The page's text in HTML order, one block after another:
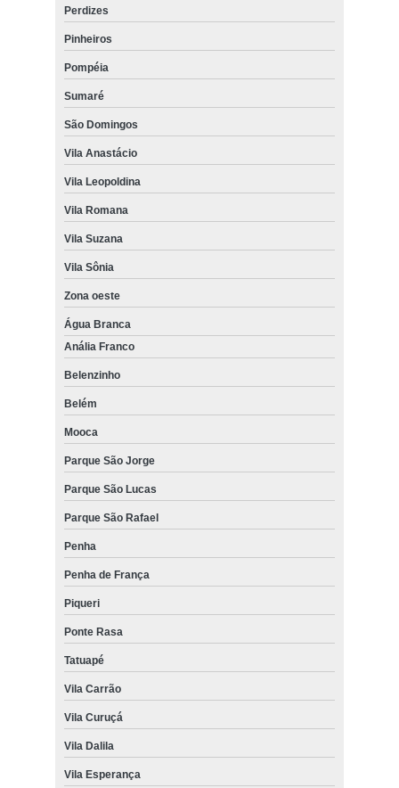
Perdizes
Pinheiros
Pompéia
Sumaré
São Domingos
Vila Anastácio
Vila Leopoldina
Vila Romana
Vila Suzana
Vila Sônia
Zona oeste
Água Branca
Anália Franco
Belenzinho
Belém
Mooca
Parque São Jorge
Parque São Lucas
Parque São Rafael
Penha
Penha de França
Piqueri
Ponte Rasa
Tatuapé
Vila Carrão
Vila Curuçá
Vila Dalila
Vila Esperança